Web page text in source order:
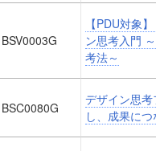
BSV0003G
【PDU対象
ン思考入門
考法～
BSC0080G
デザイン思
し、成果に